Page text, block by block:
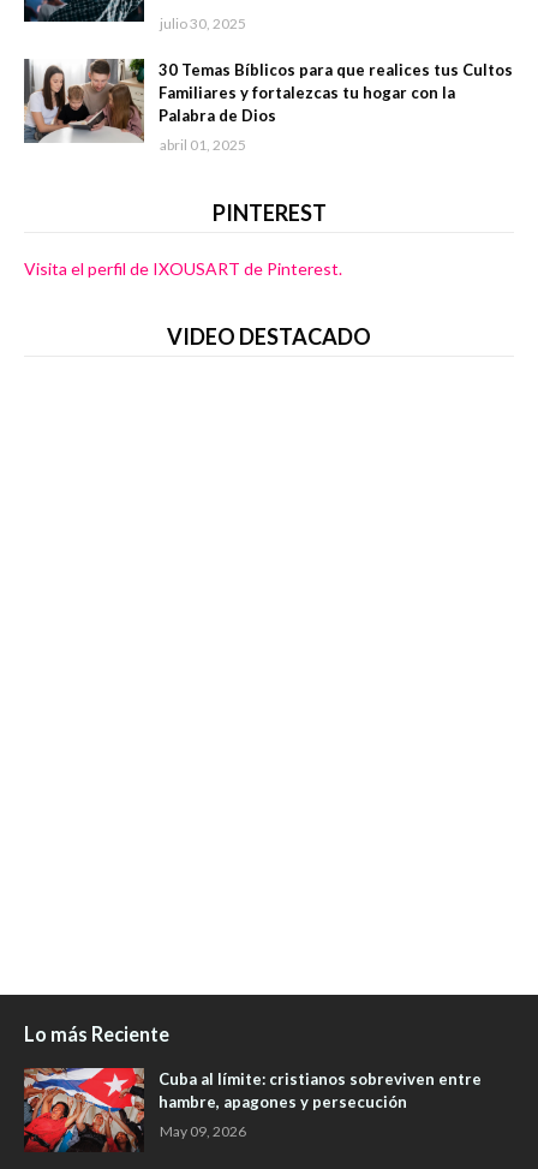
julio 30, 2025
30 Temas Bíblicos para que realices tus Cultos
Familiares y fortalezcas tu hogar con la
Palabra de Dios
abril 01, 2025
PINTEREST
Visita el perfil de IXOUSART de Pinterest.
VIDEO DESTACADO
Lo más Reciente
Cuba al límite: cristianos sobreviven entre
hambre, apagones y persecución
May 09, 2026